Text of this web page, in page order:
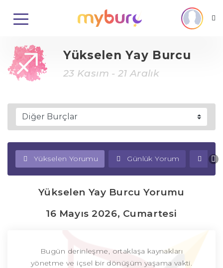
Yükselen Yay Burcu
23 Kasım - 21 Aralık
Yükselen Yorumu Günlük Yorum
Yükselen Yay Burcu Yorumu
16 Mayıs 2026, Cumartesi
Bugün derinleşme, ortaklaşa kaynakları
yönetme ve içsel bir dönüşüm yaşama vakti.